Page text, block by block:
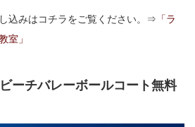
込みはコチラをご覧ください。⇒ 「ラ
室」
ーチバレーボールコート無料